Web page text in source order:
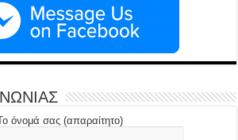
όνομά σας (απαραίτητο)